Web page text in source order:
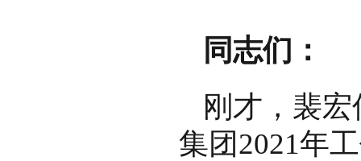
同志们：
刚才，裴
集团2021年